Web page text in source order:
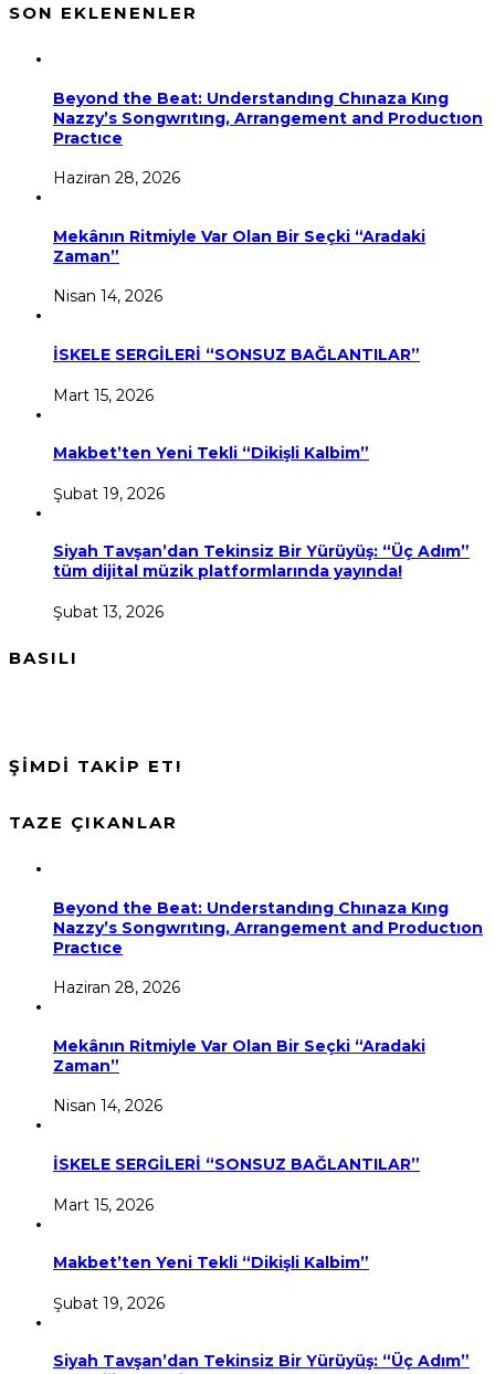
SON EKLENENLER
Beyond the Beat: Understandıng Chınaza Kıng
Nazzy’s Songwrıtıng, Arrangement and Productıon
Practıce
Haziran 28, 2026
Mekânın Ritmiyle Var Olan Bir Seçki “Aradaki
Zaman”
Nisan 14, 2026
İSKELE SERGİLERİ “SONSUZ BAĞLANTILAR”
Mart 15, 2026
Makbet’ten Yeni Tekli “Dikişli Kalbim”
Şubat 19, 2026
Siyah Tavşan’dan Tekinsiz Bir Yürüyüş: “Üç Adım”
tüm dijital müzik platformlarında yayında!
Şubat 13, 2026
BASILI
ŞİMDİ TAKİP ET!
TAZE ÇIKANLAR
Beyond the Beat: Understandıng Chınaza Kıng
Nazzy’s Songwrıtıng, Arrangement and Productıon
Practıce
Haziran 28, 2026
Mekânın Ritmiyle Var Olan Bir Seçki “Aradaki
Zaman”
Nisan 14, 2026
İSKELE SERGİLERİ “SONSUZ BAĞLANTILAR”
Mart 15, 2026
Makbet’ten Yeni Tekli “Dikişli Kalbim”
Şubat 19, 2026
Siyah Tavşan’dan Tekinsiz Bir Yürüyüş: “Üç Adım”